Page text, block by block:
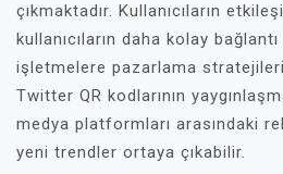
çıkmaktadır. Kullanıcıların
kullanıcıların daha kolay
işletmelere pazarlama
Twitter QR kodlarının
medya platformları arasındaki
yeni trendler ortaya çıkabilir.